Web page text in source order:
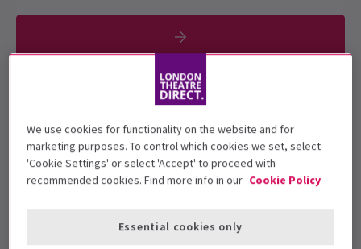
Los niños de 3 años o menos pueden
sentarse en el regazo de un adulto, los
niños de 4+ necesitan su propio billete.
Fechas de función
Hackney Empire
We use cookies for functionality on the website and for
marketing purposes. To control which cookies we set, select
'Cookie Settings' or select 'Accept' to proceed with
recommended cookies. Find more info in our Cookie Policy
Essential cookies only